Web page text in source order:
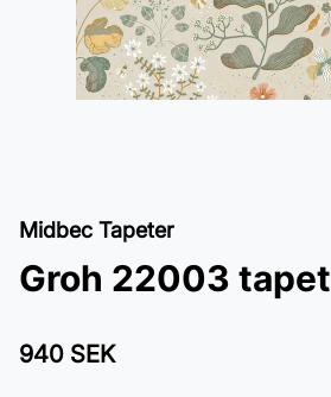
Midbec Tapeter
Groh 22003 tapet
940 SEK